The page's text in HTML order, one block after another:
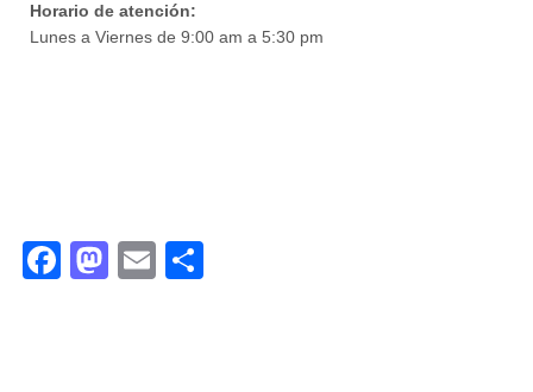
Horario de atención:
Lunes a Viernes de 9:00 am a 5:30 pm
Facebook
Mastodon
Email